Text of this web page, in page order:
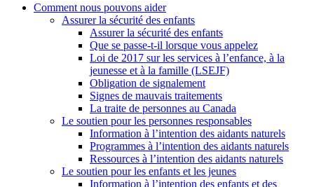
Comment nous pouvons aider
Assurer la sécurité des enfants
Assurer la sécurité des enfants
Que se passe-t-il lorsque vous appelez
Loi de 2017 sur les services à l’enfance, à la
jeunesse et à la famille (LSEJF)
Obligation de signalement
Signes de mauvais traitements
La traite de personnes au Canada
Le soutien pour les personnes responsables
Information à l’intention des aidants naturels
Programmes à l’intention des aidants naturels
Ressources à l’intention des aidants naturels
Le soutien pour les enfants et les jeunes
Information à l’intention des enfants et des